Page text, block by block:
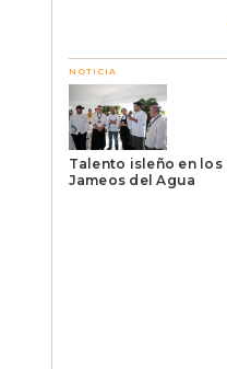
NOTICIA
Talento isleño en los
Jameos del Agua